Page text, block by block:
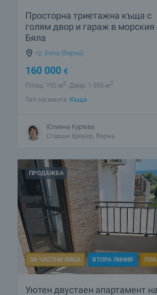
Просторна триетажна къща с
голям двор и гараж в морския
Бяла
гр. Бяла (Варна)
160 000 €
Площ: 192 м2 Двор: 1 055 м2
Тип на имота: Къща
Юлияна Куртева
Старши брокер, Варна
ПРОДАЖБА
ЗА ЧАСТНИ ЛИЦА ВТОРА ЛИНИЯ
Уютен двустаен апартамент на